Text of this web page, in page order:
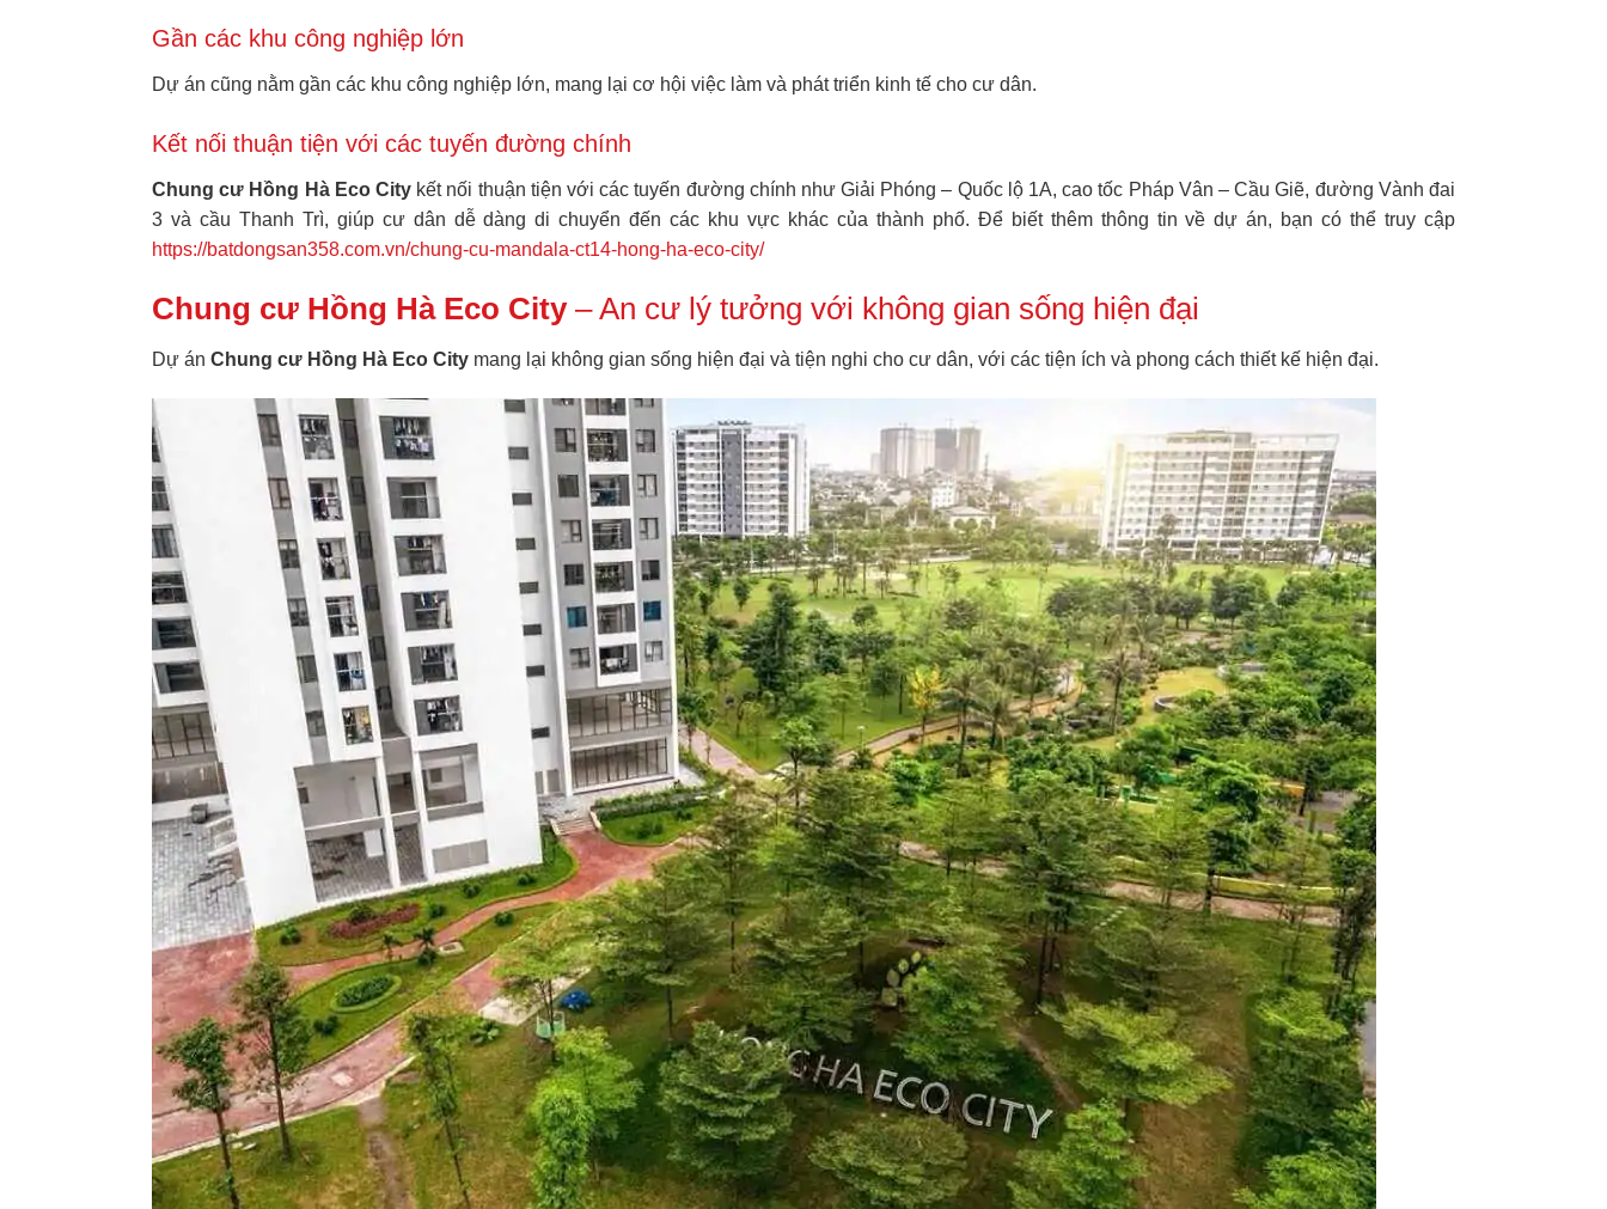
Gần các khu công nghiệp lớn
Dự án cũng nằm gần các khu công nghiệp lớn, mang lại cơ hội việc làm và phát triển kinh tế cho cư dân.
Kết nối thuận tiện với các tuyến đường chính
Chung cư Hồng Hà Eco Citykết nối thuận tiện với các tuyến đường chính như Giải Phóng – Quốc lộ 1A, cao tốc Pháp Vân – Cầu Giẽ, đường Vành đai
3 và cầu Thanh Trì, giúp cư dân dễ dàng di chuyển đến các khu vực khác của thành phố. Để biết thêm thông tin về dự án, bạn có thể truy cập
https://batdongsan358.com.vn/chung-cu-mandala-ct14-hong-ha-eco-city/
Chung cư Hồng Hà Eco City– An cư lý tưởng với không gian sống hiện đại
Dự án Chung cư Hồng Hà Eco City mang lại không gian sống hiện đại và tiện nghi cho cư dân, với các tiện ích và phong cách thiết kế hiện đại.